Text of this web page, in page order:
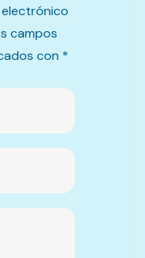
campos
con *